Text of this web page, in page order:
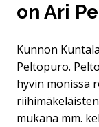
on Ari
Kunnon
Peltopuro.
hyvin monissa
mukana mm.